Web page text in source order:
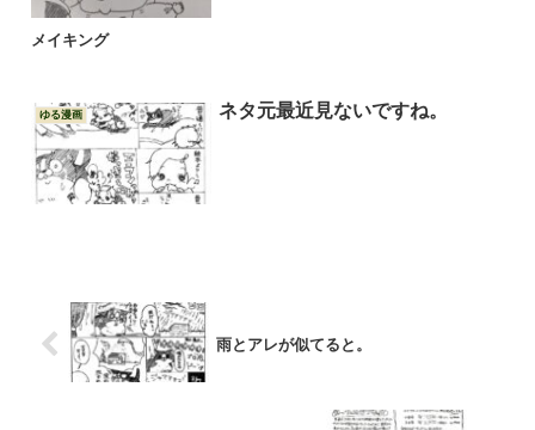
メイキング
ゆる漫画 ネタ元最近見ないですね。
雨とアレが似てると。